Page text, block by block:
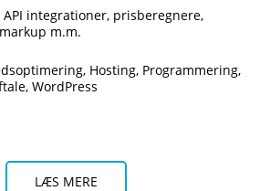
API integrationer, prisberegnere,
m.m.
Hosting, Programmering,
WordPress
LÆS MERE